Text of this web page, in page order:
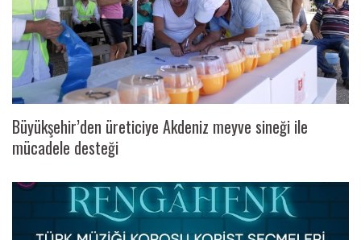
Büyükşehir’den üreticiye Akdeniz meyve sineği ile
mücadele desteği